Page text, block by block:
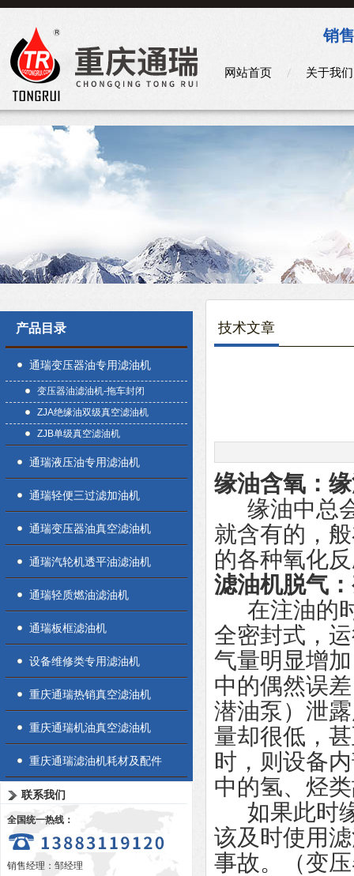
销
网站首页 关于我们
产品目录
通瑞变压器油专用滤油机
变压器油滤油机-拖车封闭
ZJA绝缘油双级真空滤油机
ZJB单级真空滤油机
通瑞液压油专用滤油机
通瑞轻便三过滤加油机
通瑞变压器油真空滤油机
通瑞汽轮机透平油滤油机
通瑞轻质燃油滤油机
通瑞板框滤油机
设备维修类专用滤油机
重庆通瑞热销真空滤油机
重庆通瑞机油真空滤油机
重庆通瑞滤油机耗材及配件
联系我们
全国统一热线：
销售经理：邹经理
技术文章
缘油含氧：
缘油中总会
就含有的，
的各种氧化
滤油机脱气
在注油的时
全密封式，
气量明显增
中的偶然误
潜油泵）泄
量却很低，
时，则设备
中的氢、烃
如果此时缘
该及时使用
事故。
（变